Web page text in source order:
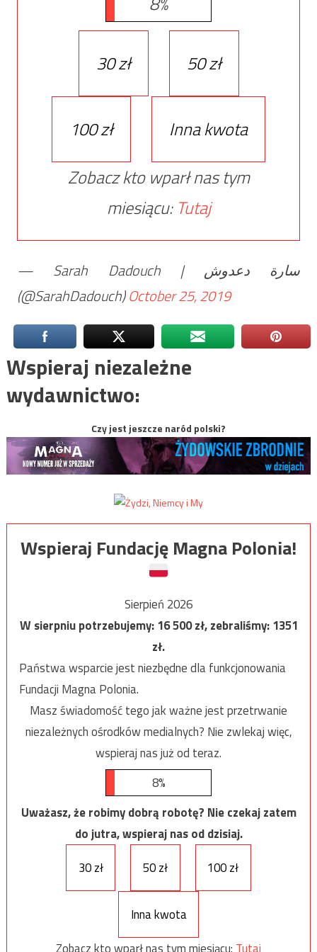
30 zł 50 zł
100 zł
Inna kwota
Zobacz kto wparł nas tym
miesiącu: Tutaj
— Sarah Dadouch | سارة دعدوش
(@SarahDadouch)October 25, 2019
Wspieraj niezależne
wydawnictwo:
Czy jest jeszcze naród polski?
Wspieraj Fundację Magna Polonia!
Sierpień 2026
W sierpniu potrzebujemy:16 500zł, zebraliśmy:1351
zł.
Państwa wsparcie jest niezbędne dla funkcjonowania
Fundacji Magna Polonia.
Masz świadomość tego jak ważne jest przetrwanie
niezależnych ośrodków medialnych? Nie zwlekaj więc,
wspieraj nas już od teraz.
8%
Uważasz, że robimy dobrą robotę? Nie czekaj zatem
do jutra, wspieraj nas od dzisiaj.
30 zł
50 zł 100 zł
Inna kwota
Zobacz kto wparł nas tym miesiącu: Tutaj